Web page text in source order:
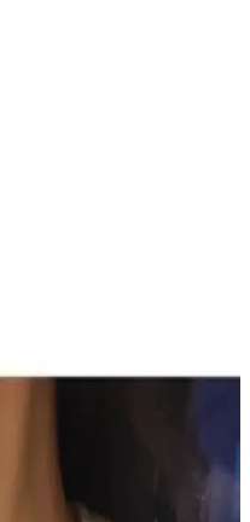
Krem, doğal içerikleriyle
emilir, kolay kullanılır ve
El Örgüsü Uzun
ve Kullanım